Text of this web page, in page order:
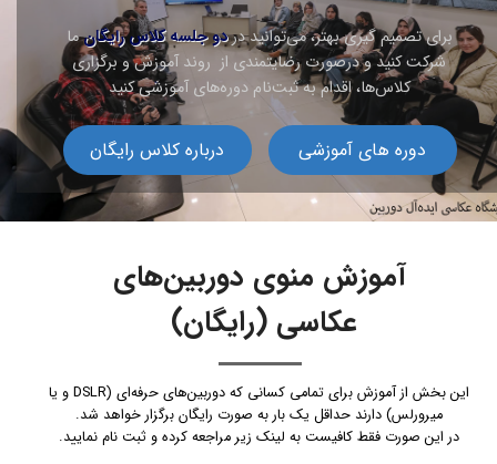
برای تصمیم گیری بهتر، می‌توانید دردو جلسه کلاس رایگانما
شرکت کنید و درصورت رضایتمندی از روند آموزش و برگزاری
کلاس‌ها،‌ اقدام بهثبت‌نام دوره‌های آموزشی کنید
دوره های آموزشی درباره کلاس رایگان
آموزش منوی دوربین‌های
عکاسی (رایگان)
این بخش از آموزش برای تمامی کسانی که دوربین‌های حرفه‌ای (DSLR و یا
میرورلس) دارند حداقل یک بار به صورت رایگان برگزار خواهد شد.
در این صورت فقط کافیست به لینک زیر مراجعه کرده و ثبت نام نمایید.